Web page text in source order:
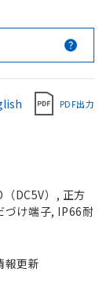
PDF出力
DC5V）, 正方
づけ端子, IP66耐
更新